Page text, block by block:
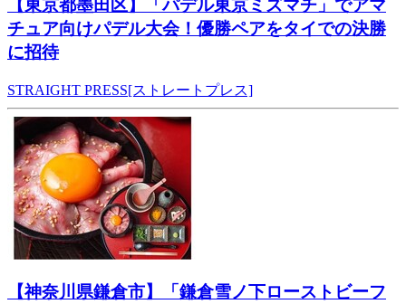
【東京都墨田区】「パデル東京ミズマチ」でアマ
チュア向けパデル大会！優勝ペアをタイでの決勝
に招待
STRAIGHT PRESS[ストレートプレス]
【神奈川県鎌倉市】「鎌倉雪ノ下ローストビーフ